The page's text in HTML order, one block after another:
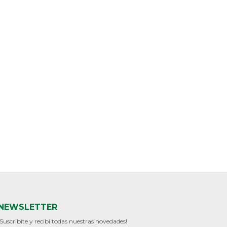
y recibí todas nuestras novedades!